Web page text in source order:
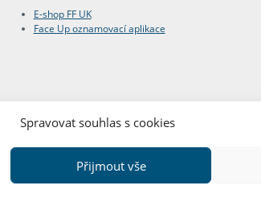
Spravovat souhlas s cookies
Přijmout vše
E-shop FF UK
Face Up oznamovací aplikace